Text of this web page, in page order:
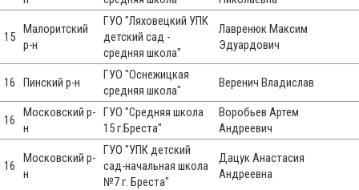
15
Малоритский
р-н
ГУО "Ляховецкий УПК
детский сад -
средняя школа"
Лавренюк Максим
Эдуардович
16 Пинский р-н
ГУО "Оснежицкая
средняя школа"
Веренич Владислав
16
Московский р-
н
ГУО "Средняя школа
15 г.Бреста"
Воробьев Артем
Андреевич
16
Московский р-
н
ГУО "УПК детский
сад-начальная школа
№7 г. Бреста"
Дацук Анастасия
Андреевна